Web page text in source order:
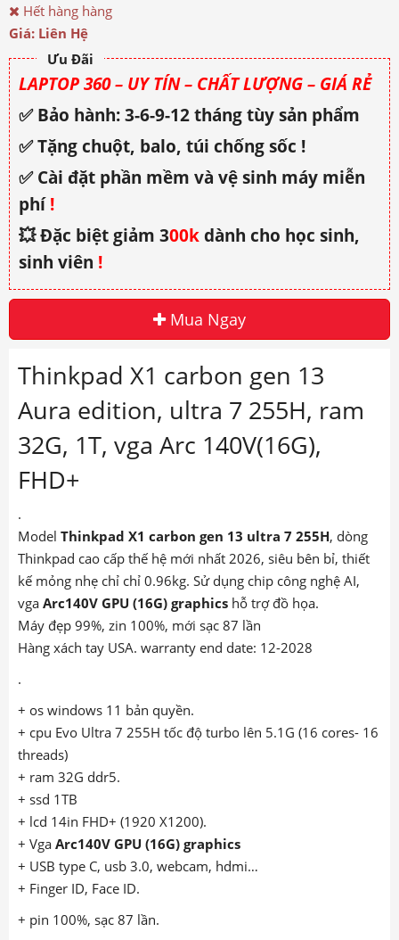
Hết hàng hàng
Giá: Liên Hệ
Ưu Đãi
LAPTOP 360 – UY TÍN – CHẤT LƯỢNG – GIÁ RẺ
✅ Bảo hành: 3-6-9-12 tháng tùy sản phẩm
✅ Tặng chuột, balo, túi chống sốc !
✅ Cài đặt phần mềm và vệ sinh máy miễn
phí!
💥 Đặc biệt giảm 300kdành cho học sinh,
sinh viên !
Mua Ngay
Thinkpad X1 carbon gen 13
Aura edition, ultra 7 255H, ram
32G, 1T, vga Arc 140V(16G),
FHD+
.
Model Thinkpad X1 carbon gen 13 ultra 7 255H, dòng
Thinkpad cao cấp thế hệ mới nhất 2026, siêu bên bỉ, thiết
kế mỏng nhẹ chỉ chỉ 0.96kg. Sử dụng chip công nghệ AI,
vga Arc140V GPU (16G) graphics hỗ trợ đồ họa.
Máy đẹp 99%, zin 100%, mới sạc 87 lần
Hàng xách tay USA. warranty end date: 12-2028
.
+ os windows 11 bản quyền.
+ cpu Evo Ultra 7 255H tốc độ turbo lên 5.1G (16 cores- 16
threads)
+ ram 32G ddr5.
+ ssd 1TB
+ lcd 14in FHD+ (1920 X1200).
+ Vga Arc140V GPU (16G) graphics
+ USB type C, usb 3.0, webcam, hdmi…
+ Finger ID, Face ID.
+ pin 100%, sạc 87 lần.